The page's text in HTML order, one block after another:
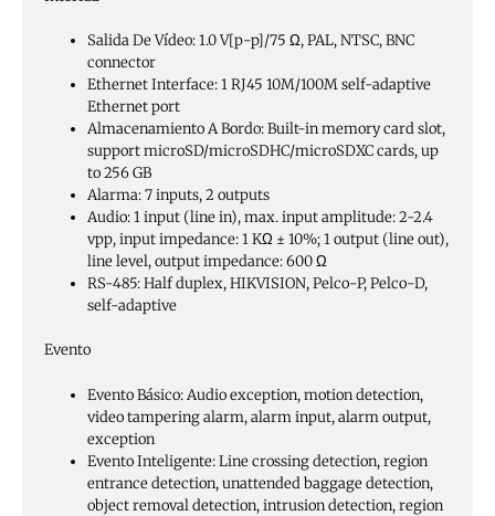
Salida De Vídeo:1.0 V[p-p]/75 Ω, PAL, NTSC, BNC
connector
Ethernet Interface:1 RJ45 10M/100M self-adaptive
Ethernet port
Almacenamiento A Bordo:Built-in memory card slot,
support microSD/microSDHC/microSDXC cards, up
to 256 GB
Alarma:7 inputs, 2 outputs
Audio:1 input (line in), max. input amplitude: 2-2.4
vpp, input impedance: 1 KΩ ± 10%; 1 output (line out),
line level, output impedance: 600 Ω
RS-485:Half duplex, HIKVISION, Pelco-P, Pelco-D,
self-adaptive
Evento
Evento Básico:Audio exception, motion detection,
video tampering alarm, alarm input, alarm output,
exception
Evento Inteligente:Line crossing detection, region
entrance detection, unattended baggage detection,
object removal detection, intrusion detection, region